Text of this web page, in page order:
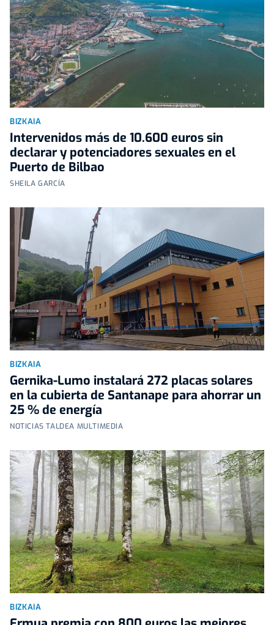
BIZKAIA
Intervenidos más de 10.600 euros sin
declarar y potenciadores sexuales en el
Puerto de Bilbao
SHEILA GARCÍA
BIZKAIA
Gernika-Lumo instalará 272 placas solares
en la cubierta de Santanape para ahorrar un
25 % de energía
NOTICIAS TALDEA MULTIMEDIA
BIZKAIA